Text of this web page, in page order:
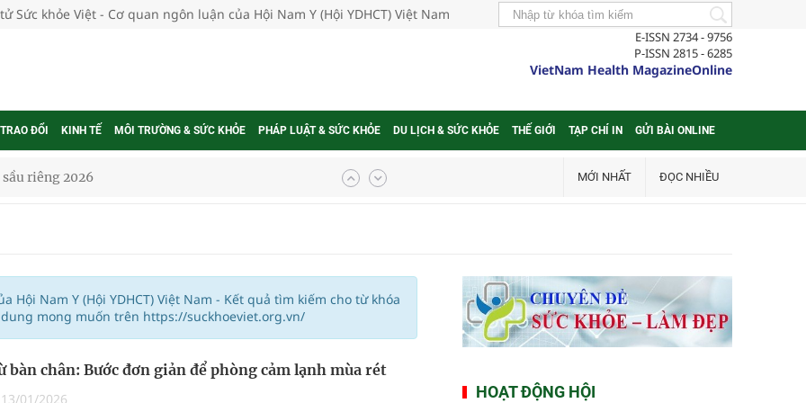
Sức khỏe Việt - Cơ quan ngôn luận của Hội Nam Y (Hội YDHCT) Việt Nam
E-ISSN 2734 - 9756
P-ISSN 2815 - 6285
VietNam Health MagazineOnline
ĐỔI KINH TẾ MÔI TRƯỜNG & SỨC KHỎE PHÁP LUẬT & SỨC KHỎE DU LỊCH & SỨC KHỎE THẾ GIỚI TẠP CHÍ IN GỬI BÀI ONLINE
riêng 2026
cấp cứu, điều trị đột quỵ
rải rác.
triển nguồn nhân lực thời kỳ mới
Slimaura Care x3 trên 2 sàn thương mại điện tử
MỚI NHẤT ĐỌC NHIỀU
Hội Nam Y (Hội YDHCT) Việt Nam - Kết quả tìm kiếm cho từ khóa
mong muốn trên https://suckhoeviet.org.vn/
bàn chân: Bước đơn giản để phòng cảm lạnh mùa rét
13/01/2026
HOẠT ĐỘNG HỘI